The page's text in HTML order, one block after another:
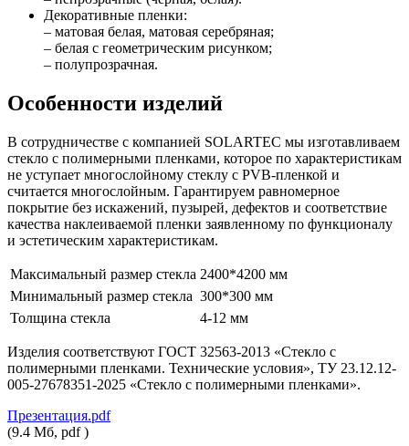
Декоративные пленки:
– матовая белая, матовая серебряная;
– белая с геометрическим рисунком;
– полупрозрачная.
Особенности изделий
В сотрудничестве с компанией SOLARTEC мы изготавливаем
стекло с полимерными пленками, которое по характеристикам
не уступает многослойному стеклу с PVB-пленкой и
считается многослойным. Гарантируем равномерное
покрытие без искажений, пузырей, дефектов и соответствие
качества наклеиваемой пленки заявленному по функционалу
и эстетическим характеристикам.
Максимальный размер стекла 2400*4200 мм
Минимальный размер стекла 300*300 мм
Толщина стекла
4-12 мм
Изделия соответствуют ГОСТ 32563-2013 «Стекло с
полимерными пленками. Технические условия», ТУ 23.12.12-
005-27678351-2025 «Стекло с полимерными пленками».
Презентация.pdf
(9.4 Мб, pdf )